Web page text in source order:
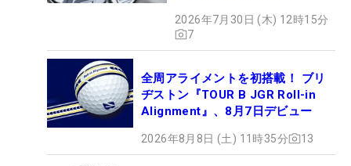
2026年7月30日 (木) 12時15分
7
全周アライメントを初搭載！ ブリ
ヂストン『TOUR B JGR Roll-in
Alignment』、8月7日デビュー
2026年8月8日 (土) 11時35分 13